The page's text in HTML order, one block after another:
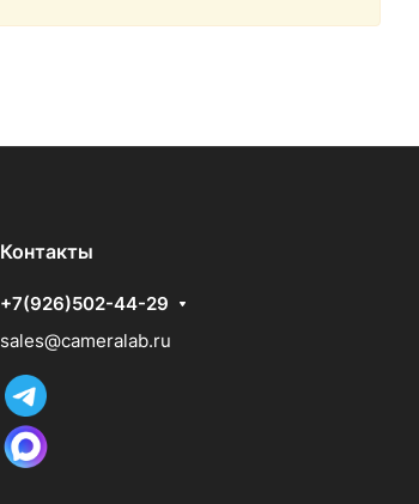
Контакты
+7(926)502-44-29
sales@cameralab.ru